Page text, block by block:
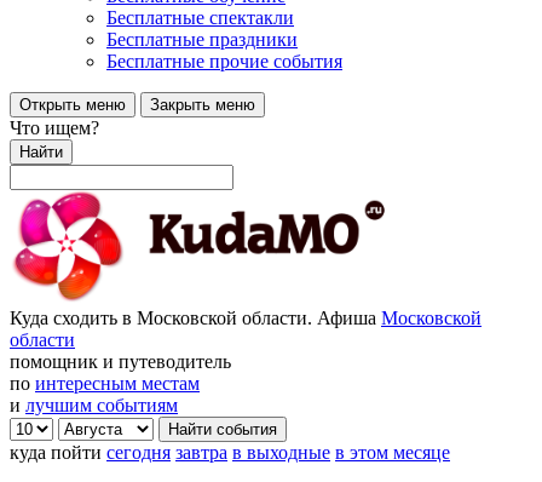
Бесплатные спектакли
Бесплатные праздники
Бесплатные прочие события
Открыть меню Закрыть меню
Что ищем?
Найти
Куда сходить в Московской области. Афиша Московской
области
помощник и путеводитель
по интересным местам
и лучшим событиям
куда пойти сегодня завтра в выходные в этом месяце